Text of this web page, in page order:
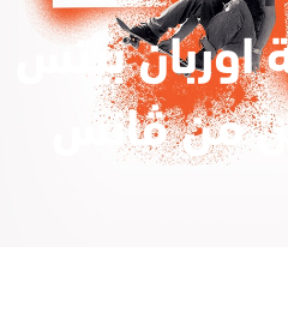
اوربان بيتس
من ڤانس